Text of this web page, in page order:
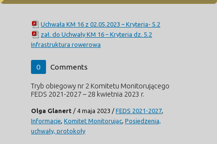
Uchwała KM 16 z 02.05.2023 – Kryteria- 5.2
zał. do Uchwały KM 16 – Kryteria dz. 5.2
Infrastruktura rowerowa
0 Comments
Tryb obiegowy nr 2 Komitetu Monitorującego
FEDS 2021-2027 – 28 kwietnia 2023 r.
Olga Glanert / 4 maja 2023 / FEDS 2021-2027
Informacje Komitet Monitorując Posiedzenia,
uchwały, protokoły